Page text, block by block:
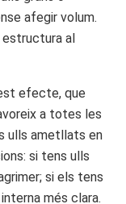
afegir volum.
al
efecte, que
a totes les
ulls ametllats en
si tens ulls
si els tens
més clara.